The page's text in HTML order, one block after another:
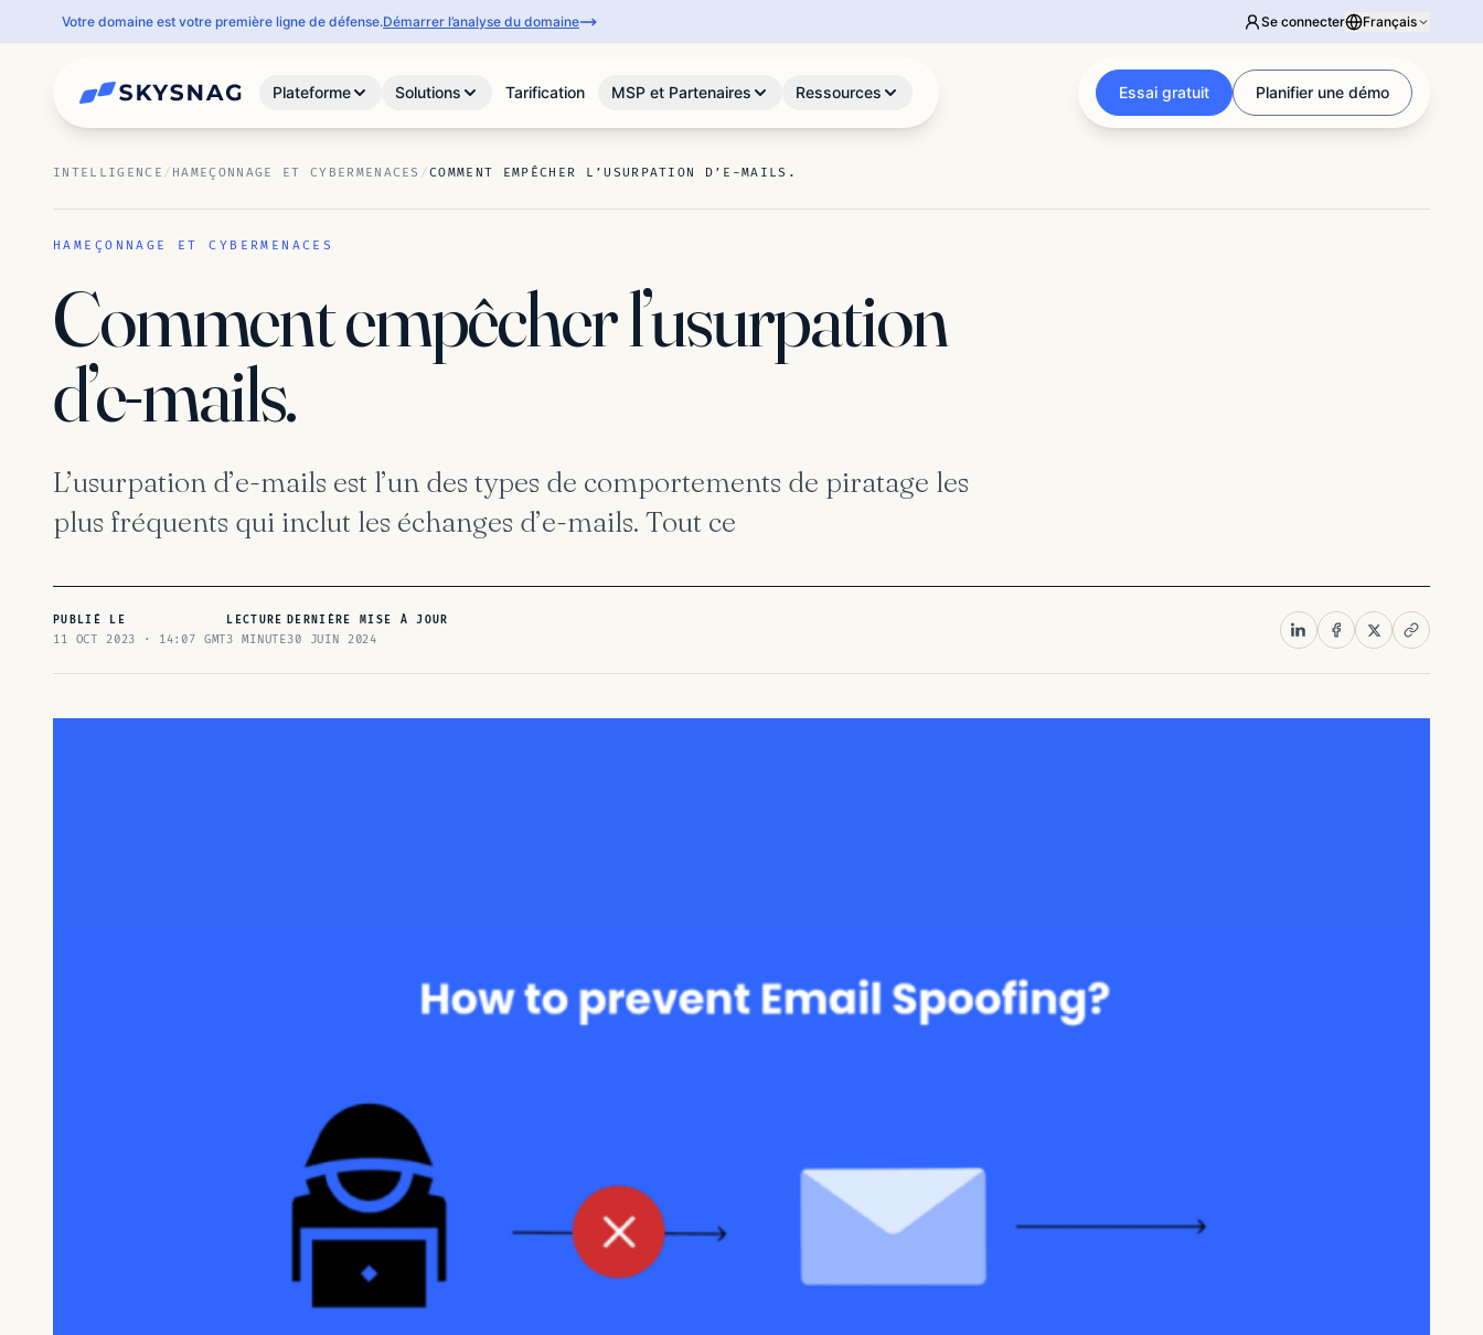
Votre domaine est votre première ligne de défense.Démarrer l’analyse du domaine Se connecter Français
Plateforme Solutions Tarification MSP et Partenaires Ressources Essai gratuit Planifier une démo
INTELLIGENCE / HAMEÇONNAGE ET CYBERMENACES /COMMENT EMPÊCHER L’USURPATION D’E-MAILS.
HAMEÇONNAGE ET CYBERMENACES
Comment empêcher l’usurpation
d’e-mails.
L’usurpation d’e-mails est l’un des types de comportements de piratage les
plus fréquents qui inclut les échanges d’e-mails. Tout ce
PUBLIÉ LE
11 OCT 2023 · 14:07 GMT
LECTURE
3 MINUTE
DERNIÈRE MISE À JOUR
30 JUIN 2024